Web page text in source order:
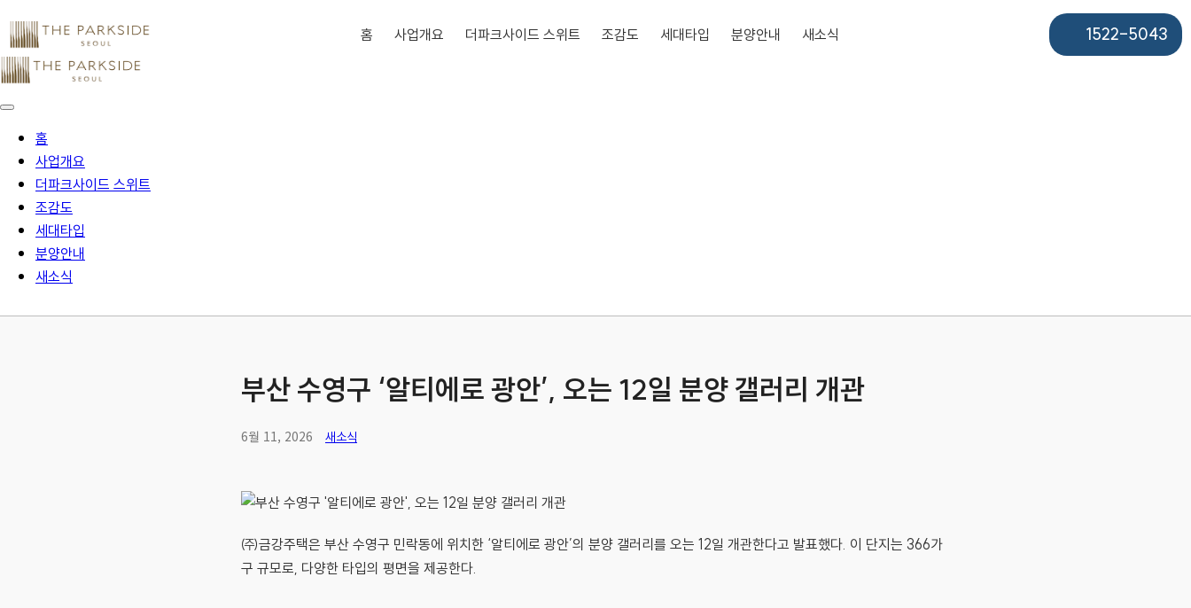
홈 사업개요 더파크사이드 스위트 조감도 세대타입 분양안내 새소식 1522-5043
홈
사업개요
더파크사이드 스위트
조감도
세대타입
분양안내
새소식
부산 수영구 ‘알티에로 광안’, 오는 12일 분양 갤러리 개관
6월 11, 2026 새소식
㈜금강주택은 부산 수영구 민락동에 위치한 ‘알티에로 광안’의 분양 갤러리를 오는 12일 개관한다고 발표했다. 이 단지는 366가
구 규모로, 다양한 타입의 평면을 제공한다.